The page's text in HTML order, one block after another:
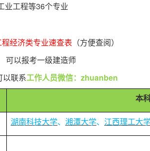
业工程等36个专业
经济类专业速查表 （方便查阅）
可以报考一级建造师
以联系工作人员微信：zhuanben
本
湖南科技大学、 湘潭大学、 江西理工大